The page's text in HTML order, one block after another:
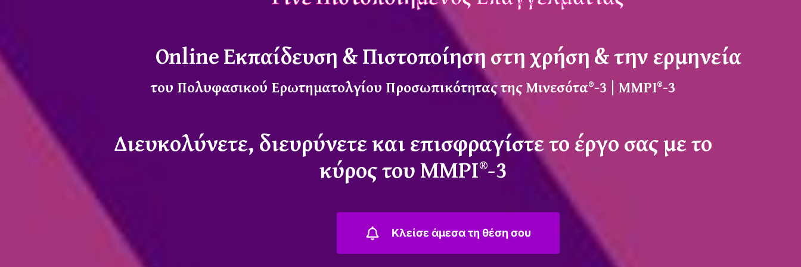
Online Εκπαίδευση & Πιστοποίηση στη χρήση & την ερμηνεία
του Πολυφασικού Ερωτηματολγίου Προσωπικότητας της Μινεσότα®-3 | MMPI®-3
Διευκολύνετε, διευρύνετε και επισφραγίστε το έργο σας με το
κύρος του MMPI®-3
Κλείσε άμεσα τη θέση σου